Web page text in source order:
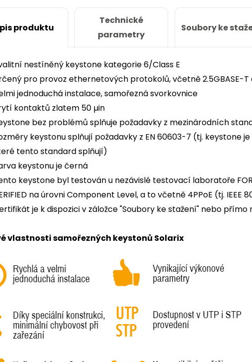
produktu
Technické
parametry
Soubory ke
nestíněný keystone kategorie 6/Class E
pro provoz ethernetových protokolů, včetně 2.5GBASE-T
jednoduchá instalace, samořezná svorkovnice
kontaktů zlatem 50 µin
bez problémů splňuje požadavky z mezinárodních
keystonu splňují požadavky z EN 60603-7 (tj. keystone
tento standard splňují)
keystonu je černá
keystone byl testován u nezávislé testovací laboratoře
na úrovni Component Level, a to včetně 4PPoE (tj. IEEE
je k dispozici v záložce "Soubory ke stažení" nebo přímo
vlastnosti samořezných keystonů Solarix